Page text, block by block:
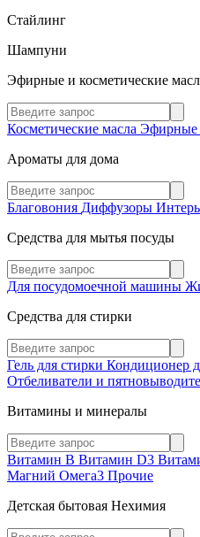
Стайлинг
Шампуни
Эфирные и косметические
Косметические масла Эфирные
Ароматы для дома
Благовония Диффузоры
Средства для мытья посуды
Для посудомоечной машины
Средства для стирки
Гель для стирки Кондиционер
Отбеливатели и
Витамины и минералы
Витамин В Витамин D3
Магний Омега3 Прочие
Детская бытовая Нехимия